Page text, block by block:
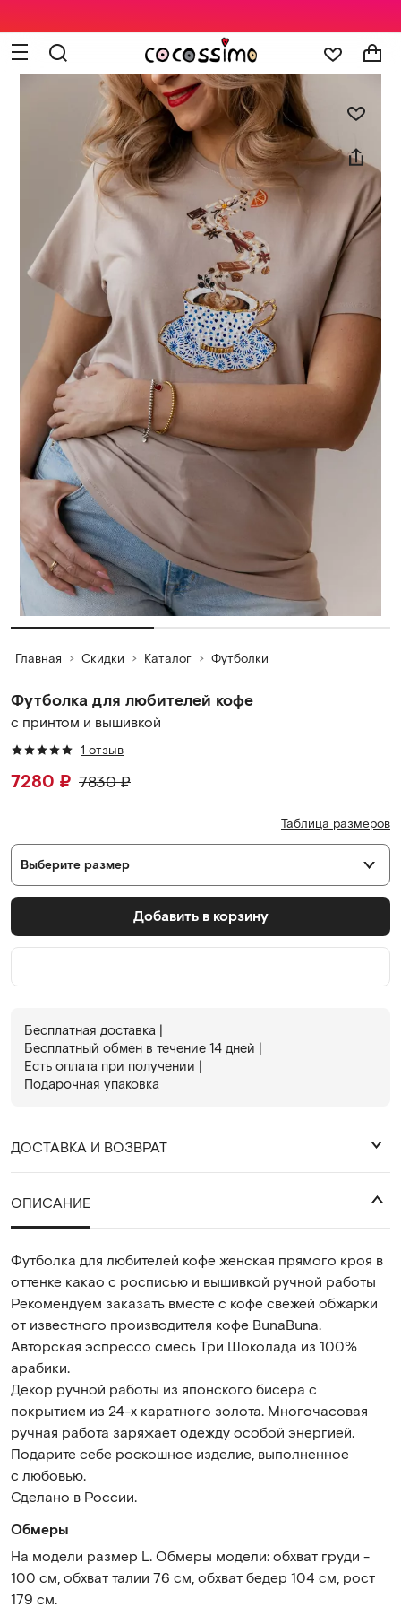
Главная Скидки Каталог Футболки
Футболка для любителей кофе
с принтом и вышивкой
1 отзыв
7280 ₽ 7830₽
Таблица размеров
Выберите размер
Добавить в корзину
Бесплатная доставка |
Бесплатный обмен в течениe 14 дней |
Есть оплата при получении |
Подарочная упаковка
ДОСТАВКА И ВОЗВРАТ
ОПИСАНИЕ
Футболка для любителей кофе женская прямого кроя в
оттенке какао с росписью и вышивкой ручной работы
Рекомендуем заказать вместе с кофе свежей обжарки
от известного производителя кофе BunaBuna.
Авторская эспрессо смесь Три Шоколада из 100%
арабики.
Декор ручной работы из японского бисера с
покрытием из 24-х каратного золота. Многочасовая
ручная работа заряжает одежду особой энергией.
Подарите себе роскошное изделие, выполненное
с любовью.
Сделано в России.
Обмеры
На модели размер L. Обмеры модели: обхват груди -
100 см, обхват талии 76 см, обхват бедер 104 см, рост
179 см.